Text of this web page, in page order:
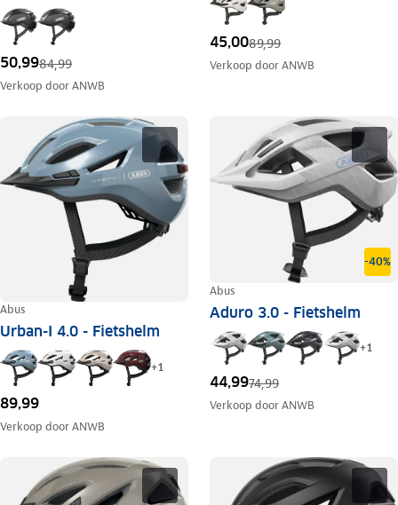
50,9984,99
Verkoop doorANWB
45,0089,99
Verkoop doorANWB
Abus
Urban-I 4.0 - Fietshelm
+1
89,99
Verkoop doorANWB
-40%
Abus
Aduro 3.0 - Fietshelm
+1
44,9974,99
Verkoop doorANWB